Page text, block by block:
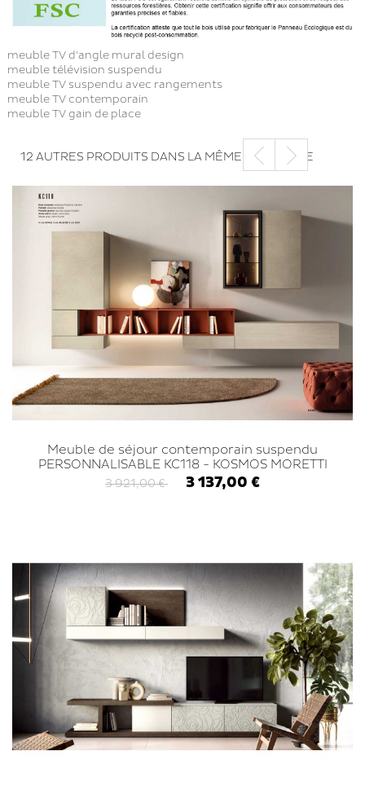
meuble TV d'angle mural design
meuble télévision suspendu
meuble TV suspendu avec rangements
meuble TV contemporain
meuble TV gain de place
12 AUTRES PRODUITS DANS LA MÊME CATÉGORIE
Meuble de séjour contemporain suspendu
PERSONNALISABLE KC118 - KOSMOS MORETTI
COMPACT
3 921,00 € 3 137,00 €